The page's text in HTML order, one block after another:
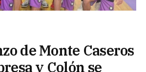
de Monte Caseros
y Colón se